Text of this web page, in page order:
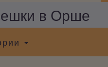
в Орше